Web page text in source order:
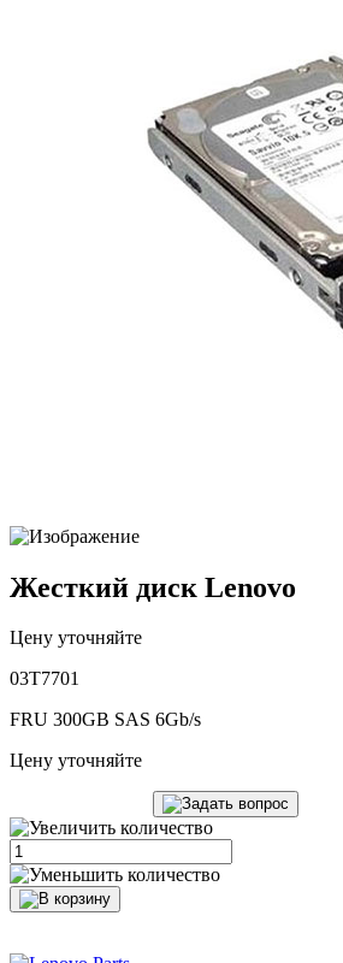
Жесткий диск Lenovo
Цену уточняйте
03T7701
FRU 300GB SAS 6Gb/s
Цену уточняйте